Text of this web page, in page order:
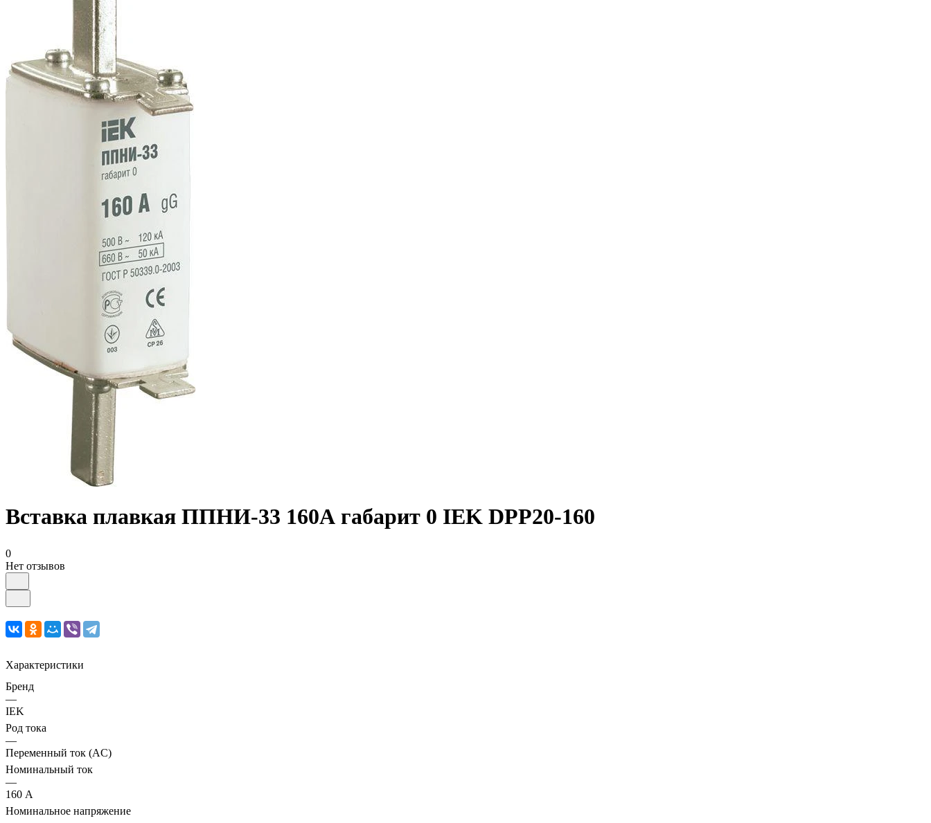
Вставка плавкая ППНИ-33 160А габарит 0 IEK DPP20-160
0
Нет отзывов
Характеристики
Бренд
—
IEK
Род тока
—
Переменный ток (AC)
Номинальный ток
—
160 А
Номинальное напряжение